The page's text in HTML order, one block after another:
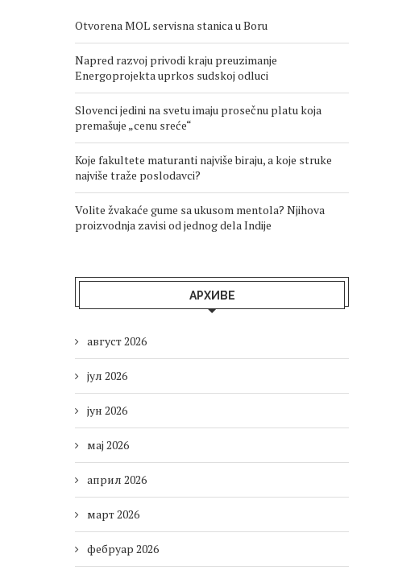
Otvorena MOL servisna stanica u Boru
Napred razvoj privodi kraju preuzimanje
Energoprojekta uprkos sudskoj odluci
Slovenci jedini na svetu imaju prosečnu platu koja
premašuje „cenu sreće“
Koje fakultete maturanti najviše biraju, a koje struke
najviše traže poslodavci?
Volite žvakaće gume sa ukusom mentola? Njihova
proizvodnja zavisi od jednog dela Indije
АРХИВЕ
август 2026
јул 2026
јун 2026
мај 2026
април 2026
март 2026
фебруар 2026